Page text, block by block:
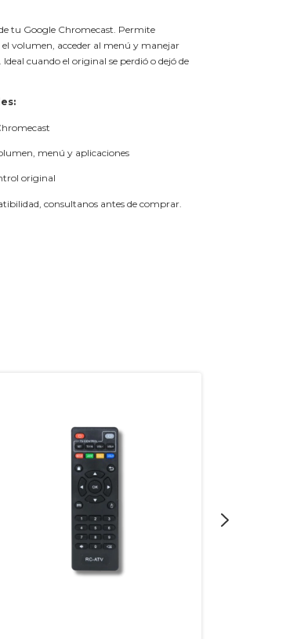
tu Google Chromecast. Permite
volumen, acceder al menú y manejar
cuando el original se perdió o dejó de
menú y aplicaciones
original
consultanos antes de comprar.